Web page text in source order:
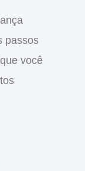
passos
você